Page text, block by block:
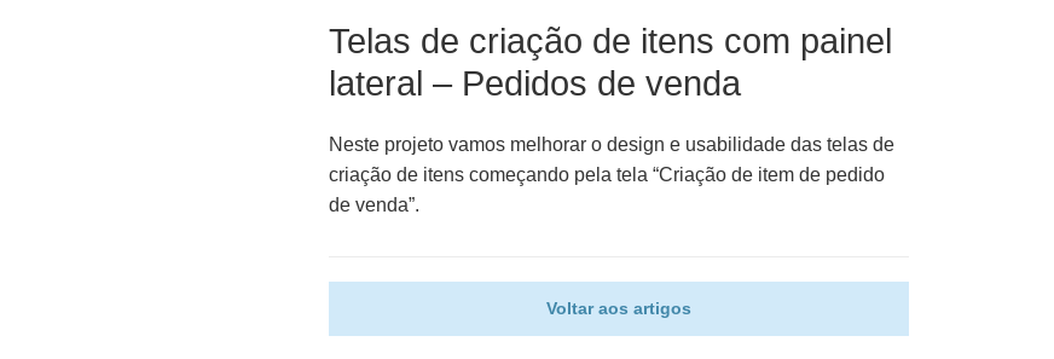
Telas de criação de itens com painel
lateral – Pedidos de venda
Neste projeto vamos melhorar o design e usabilidade das telas de
criação de itens começando pela tela “Criação de item de pedido
de venda”.
Voltar aos artigos